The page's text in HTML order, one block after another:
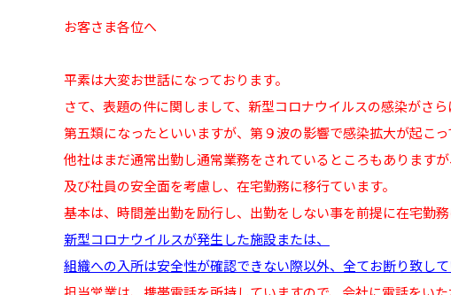
お客さま各位へ
平素は大変お世話になっております。
さて、表題の件に関しまして、新型コロナウイルスの感染がさら
第五類になったといいますが、第９波の影響で感染拡大が起こっ
他社はまだ通常出勤し通常業務をされているところもあります
及び社員の安全面を考慮し、在宅勤務に移行ています。
基本は、時間差出勤を励行し、出勤をしない事を前提に在宅勤務
新型コロナウイルスが発生した施設または、
組織への入所は安全性が確認できない際以外、全てお断り致して